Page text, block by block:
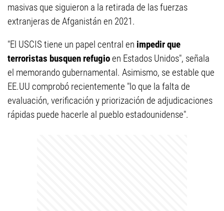
masivas que siguieron a la retirada de las fuerzas
extranjeras de Afganistán en 2021.
"El USCIS tiene un papel central en impedir que
terroristas busquen refugioen Estados Unidos", señala
el memorando gubernamental. Asimismo, se estable que
EE.UU comprobó recientemente "lo que la falta de
evaluación, verificación y priorización de adjudicaciones
rápidas puede hacerle al pueblo estadounidense".